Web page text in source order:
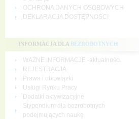
OCHRONA DANYCH OSOBOWYCH
DEKLARACJA DOSTĘPNOŚCI
INFORMACJA DLA BEZROBOTNYCH
WAŻNE INFORMACJE -aktualności
REJESTRACJA
Prawa i obowiązki
Usługi Rynku Pracy
Dodatki aktywizacyjne
Stypendium dla bezrobotnych
podejmujących naukę